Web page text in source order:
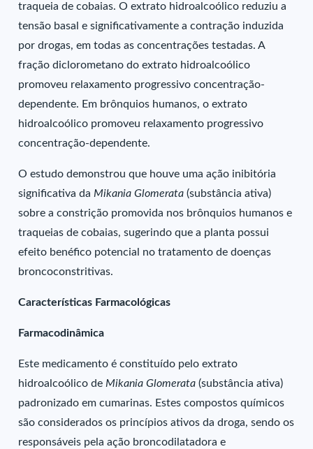
traqueia de cobaias. O extrato hidroalcoólico reduziu a
tensão basal e significativamente a contração induzida
por drogas, em todas as concentrações testadas. A
fração diclorometano do extrato hidroalcoólico
promoveu relaxamento progressivo concentração-
dependente. Em brônquios humanos, o extrato
hidroalcoólico promoveu relaxamento progressivo
concentração-dependente.
O estudo demonstrou que houve uma ação inibitória
significativa da Mikania Glomerata(substância ativa)
sobre a constrição promovida nos brônquios humanos e
traqueias de cobaias, sugerindo que a planta possui
efeito benéfico potencial no tratamento de doenças
broncoconstritivas.
Características Farmacológicas
Farmacodinâmica
Este medicamento é constituído pelo extrato
hidroalcoólico de Mikania Glomerata(substância ativa)
padronizado em cumarinas. Estes compostos químicos
são considerados os princípios ativos da droga, sendo os
responsáveis pela ação broncodilatadora e